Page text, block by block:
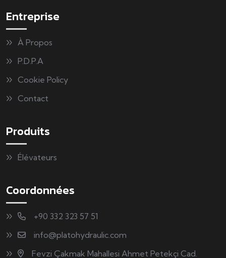
Entreprise
À Propos
P.D.P.A
Cookie Policy
Contact
Produits
Élévateurs
Coordonnées
+90 332 323 57 51
info@platohydraulic.com
Fevzi Çakmak Mahallesi Ahmet Petekçi Cad.